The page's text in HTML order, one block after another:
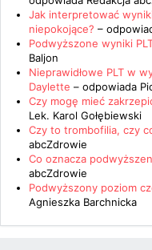
Jak interpretować
niepokojące? –
Podwyższone wyniki
Baljon
Nieprawidłowe PLT w
Daylette – odpowiada
Czy mogę mieć
Lek. Karol Gołębiewski
Czy to trombofilia, czy
abcZdrowie
Co oznacza
abcZdrowie
Podwyższony poziom
Agnieszka Barchnicka